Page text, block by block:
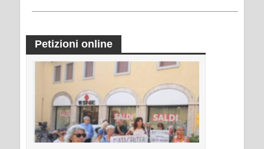
Petizioni online